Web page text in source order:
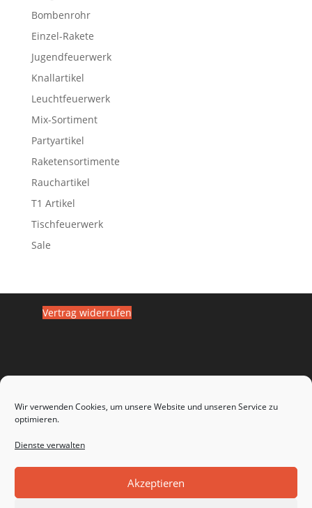
Wir verwenden Cookies, um unsere Website und unseren Service zu
optimieren.
Dienste verwalten
Akzeptieren
Bombenrohr
Einzel-Rakete
Jugendfeuerwerk
Knallartikel
Leuchtfeuerwerk
Mix-Sortiment
Partyartikel
Raketensortimente
Rauchartikel
T1 Artikel
Tischfeuerwerk
Sale
Vertrag widerrufen
Datenschutz
Zahlungsarten
Versandarten
Haftungsausschluss
Cookie-Richtlinie (EU)
AGB